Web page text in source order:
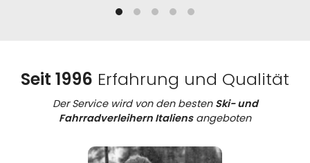
Seit 1996 Erfahrung und Qualität
Der Service wird von den besten Ski- und
Fahrradverleihern Italiensangeboten